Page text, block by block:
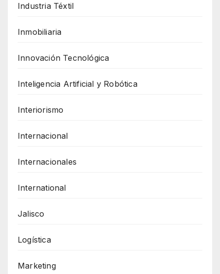
Industria Téxtil
Inmobiliaria
Innovación Tecnológica
Inteligencia Artificial y Robótica
Interiorismo
Internacional
Internacionales
International
Jalisco
Logística
Marketing